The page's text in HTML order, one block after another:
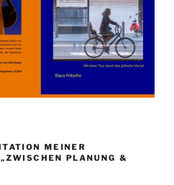
MEINER
PLANUNG &